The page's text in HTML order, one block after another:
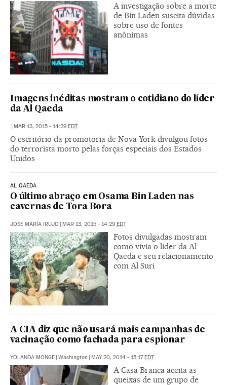
A investigação sobre a morte
de Bin Laden suscita dúvidas
sobre uso de fontes
anônimas
Imagens inéditas mostram o cotidiano do líder
da Al Qaeda
| MAR 13, 2015 - 14:29 EDT
O escritório da promotoria de Nova York divulgou fotos
do terrorista morto pelas forças especiais dos Estados
Unidos
AL QAEDA
O último abraço em Osama Bin Laden nas
cavernas de Tora Bora
JOSÉ MARÍA IRUJO | MAR 13, 2015 - 14:29 EDT
Fotos divulgadas mostram
como vivia o líder da Al
Qaeda e seu relacionamento
com Al Suri
A CIA diz que não usará mais campanhas de
vacinação como fachada para espionar
YOLANDA MONGE | Washington | MAY 20, 2014 - 15:17EDT
A Casa Branca aceita as
queixas de um grupo de